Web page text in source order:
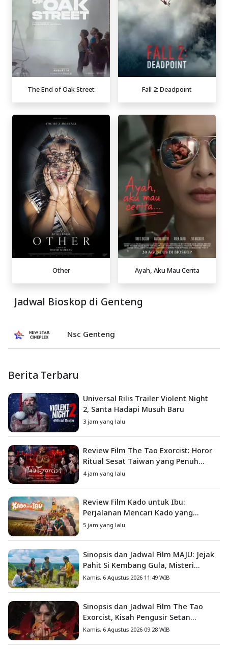
The End of Oak Street Fall 2: Deadpoint
Other Ayah, Aku Mau Cerita
Jadwal Bioskop di Genteng
Nsc Genteng
Berita Terbaru
Universal Rilis Trailer Violent Night
2, Santa Hadapi Musuh Baru
3 jam yang lalu
Review Film The Tao Exorcist: Horor
Ritual Sesat Taiwan yang Penuh
Misteri dan Teror Psikologis
4 jam yang lalu
Review Film Kado untuk Ibu:
Perjalanan Mencari Kado yang
Mengajarkan Arti Keluarga
5 jam yang lalu
Sinopsis dan Jadwal Film MAJU: Jejak
Pahit Si Kembang Gula, Misteri
Hilangnya Bagas di Lokasi Jambore
Kamis, 6 Agustus 2026 11:49 WIB
Sinopsis dan Jadwal Film The Tao
Exorcist, Kisah Pengusir Setan
Melawan Kutukan Mematikan
Kamis, 6 Agustus 2026 09:28 WIB